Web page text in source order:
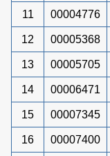
11 00004776
12 00005368
13 00005705
14 00006471
15 00007345
16 00007400